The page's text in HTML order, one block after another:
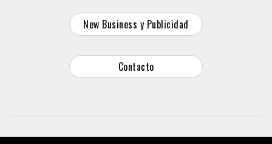
New Business y Publicidad
Contacto